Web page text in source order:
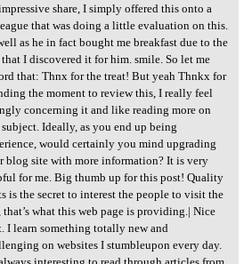
share, I simply
share, I simply offered this onto a
that was doing a little evaluation on this.
as he in fact bought me breakfast due to the
I discovered it for him. smile. So let me
that: Thnx for the treat! But yeah Thnkx for
the moment to review this, I really feel
concerning it and like reading more on
Ideally, as you end up being
would certainly you mind upgrading
blog site with more information? It is very
for me. Big thumb up for this post! Quality
is the secret to interest the people to visit the
that’s what this web page is providing.| Nice
I learn something totally new and
on websites I stumbleupon every day.